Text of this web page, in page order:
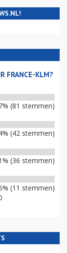
FRANCE-KLM?
(81 stemmen)
(42 stemmen)
(36 stemmen)
(11 stemmen)